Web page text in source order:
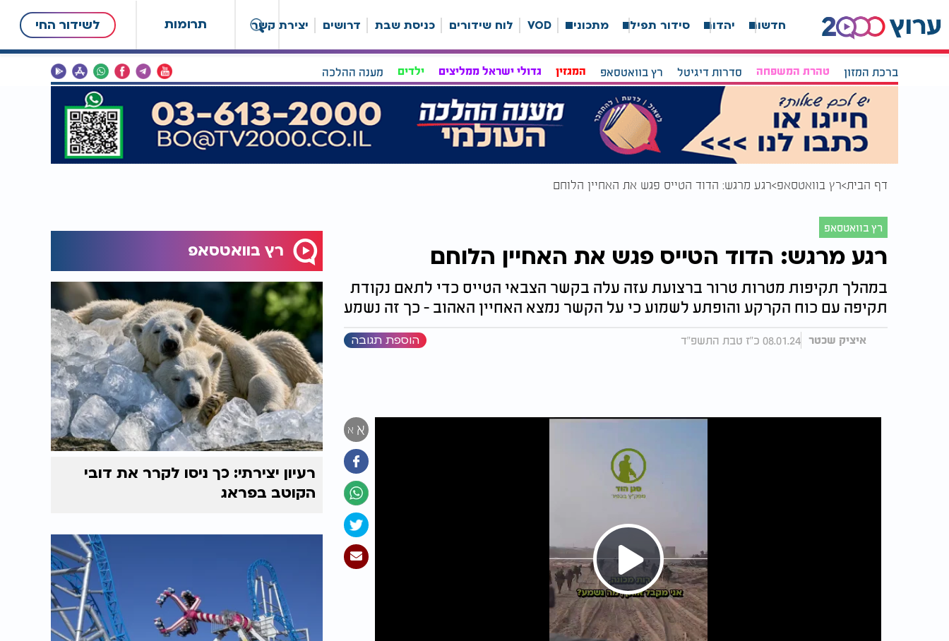
תרומות לשידור החי חדשות יהדות סידור תפילה מתכונים VOD לוח שידורים כניסת שבת דרושים יצירת קשר
ברכת המזון טהרת המשפחה סדרות דיגיטל רץ בוואטסאפ המגזין גדולי ישראל ממליצים ילדים מענה ההלכה
דף הבית רץ בוואטסאפ רגע מרגש: הדוד הטייס פגש את האחיין הלוחם
רץ בוואטסאפ
רגע מרגש: הדוד הטייס פגש את האחיין הלוחם
במהלך תקיפות מטרות טרור ברצועת עזה עלה בקשר הצבאי הטייס כדי לתאם נקודת
תקיפה עם כוח הקרקע והופתע לשמוע כי על הקשר נמצא האחיין האהוב - כך זה נשמע
איציק שכטר 08.01.24 כ"ז טבת התשפ"ד הוספת תגובה
א א
Play
רץ בוואטסאפ
רעיון יצירתי: כך ניסו לקרר את דובי
הקוטב בפראג